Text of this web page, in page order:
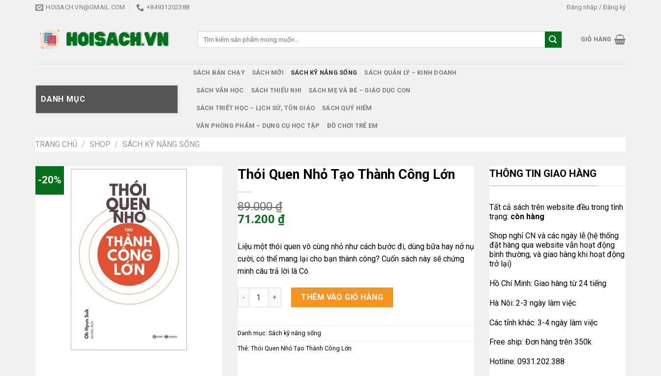
HOISACH.VN@GMAIL.COM +84931202388 Đăng nhập / Đăng ký
GIỎ HÀNG
DANH MỤC
SÁCH BÁN CHẠY SÁCH MỚI SÁCH KỸ NĂNG SỐNG SÁCH QUẢN LÝ – KINH DOANH
SÁCH VĂN HỌC SÁCH THIẾU NHI SÁCH MẸ VÀ BÉ – GIÁO DỤC CON
SÁCH TRIẾT HỌC – LỊCH SỬ, TÔN GIÁO SÁCH QUÝ HIẾM
VĂN PHÒNG PHẨM – DỤNG CỤ HỌC TẬP ĐỒ CHƠI TRẺ EM
TRANG CHỦ / SHOP / SÁCH KỸ NĂNG SỐNG
-20% Thói Quen Nhỏ Tạo Thành Công Lớn
89.000₫
89.000 ₫.
71.200 ₫
hiện
tại
là:
71.200 ₫.
Liệu một thói quen vô cùng nhỏ như cách bước đi, dùng bữa hay nở nụ
cười, có thể mang lại cho bạn thành công? Cuốn sách này sẽ chứng
minh câu trả lời là Có
Thói Quen Nhỏ Tạo Thành Công Lớn số lượng
THÊM VÀO GIỎ HÀNG
Danh mục: Sách kỹ năng sống
Thẻ: Thói Quen Nhỏ Tạo Thành Công Lớn
THÔNG TIN GIAO HÀNG
Tất cả sách trên website đều trong tình
trạng: còn hàng
Shop nghỉ CN và các ngày lễ (hệ thống
đặt hàng qua website vẫn hoạt động
bình thường, và giao hàng khi hoạt động
trở lại)
Hồ Chí Minh: Giao hàng từ 24 tiếng
Hà Nôi: 2-3 ngày làm việc
Các tỉnh khác: 3-4 ngày làm việc
Free ship: Đơn hàng trên 350k
Hotline: 0931.202.388